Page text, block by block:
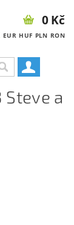
EUR HUF PLN RON
0 Kč
Steve a